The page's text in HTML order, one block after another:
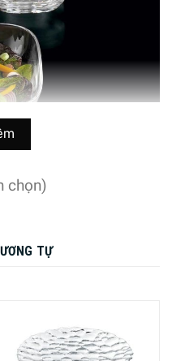
kế tinh tế và nghệ thuật
lượng cao, cắt bằng
biện phòng khách với
chọn)
TỰ